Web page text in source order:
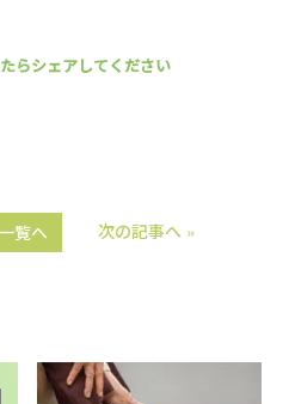
一覧へ 次の記事へ »